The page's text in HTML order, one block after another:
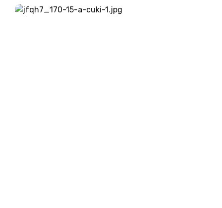
praznovali svojo 50-letnico. Glasbeno srečanje z